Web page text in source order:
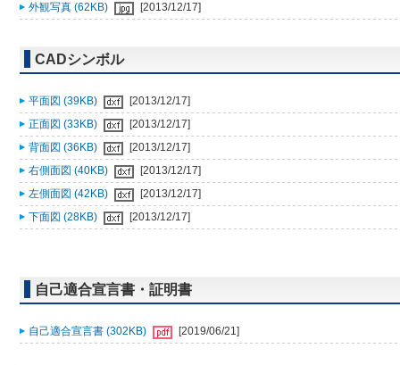
外観写真 (62KB) [2013/12/17]
CADシンボル
平面図 (39KB)
[2013/12/17]
正面図 (33KB)
[2013/12/17]
背面図 (36KB)
[2013/12/17]
右側面図 (40KB)
[2013/12/17]
左側面図 (42KB)
[2013/12/17]
下面図 (28KB)
[2013/12/17]
自己適合宣言書・証明書
自己適合宣言書 (302KB) [2019/06/21]